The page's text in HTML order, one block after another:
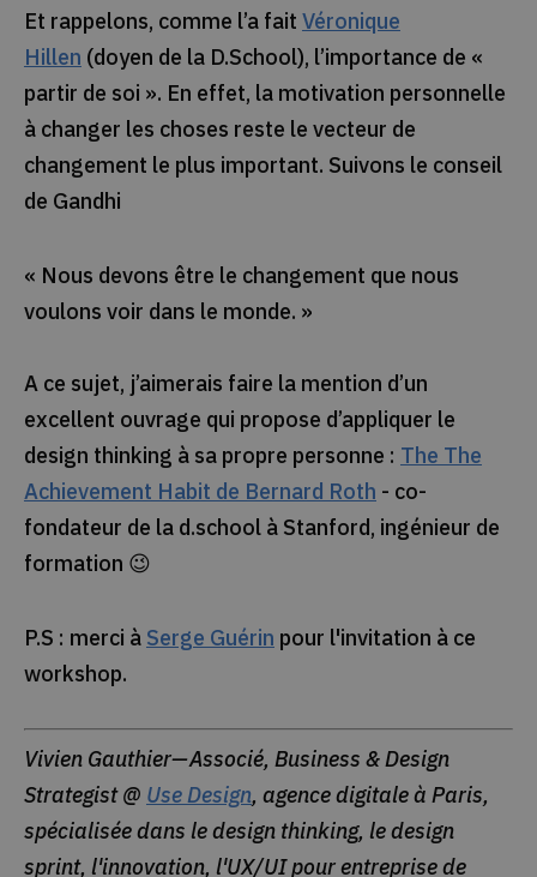
Et rappelons, comme l’a fait Véronique
Hillen (doyen de la D.School), l’importance de «
partir de soi ». En effet, la motivation personnelle
à changer les choses reste le vecteur de
changement le plus important. Suivons le conseil
de Gandhi
« Nous devons être le changement que nous
voulons voir dans le monde. »
A ce sujet, j’aimerais faire la mention d’un
excellent ouvrage qui propose d’appliquer le
design thinking à sa propre personne : The The
Achievement Habit de Bernard Roth - co-
fondateur de la d.school à Stanford, ingénieur de
formation 😉
P.S : merci à Serge Guérin pour l'invitation à ce
workshop.
Vivien Gauthier— Associé, Business & Design
Strategist @ Use Design, agence digitale à Paris,
spécialisée dans le design thinking, le design
sprint, l'innovation, l'UX/UI pour entreprise de